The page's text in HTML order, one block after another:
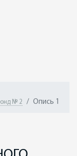
№ 2 Опись 1